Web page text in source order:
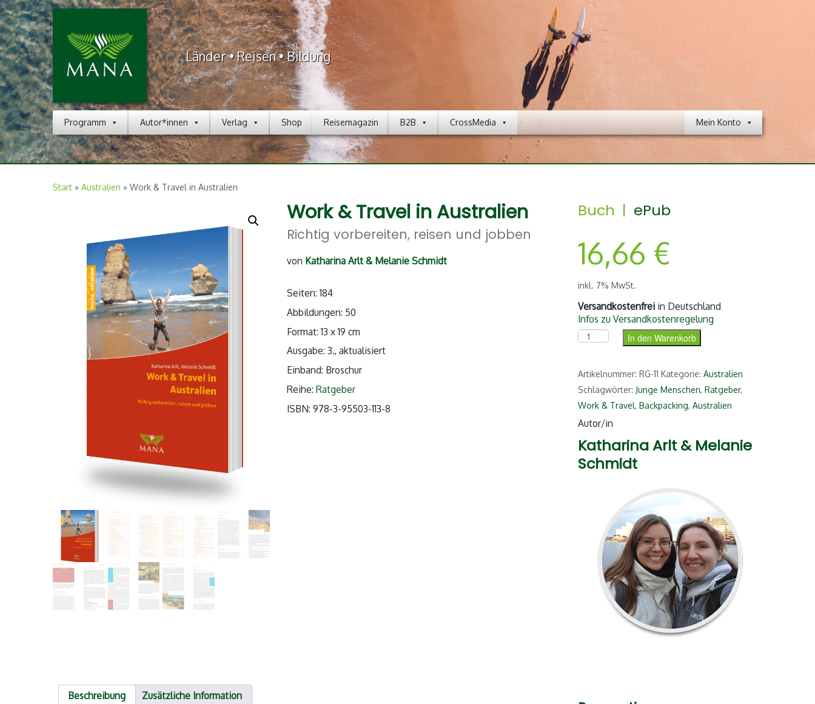
Länder • Reisen • Bildung
Programm Autor*innen Verlag Shop Reisemagazin B2B Mein Konto
CrossMedia
Start » Australien » Work & Travel in Australien
Work & Travel in Australien
Richtig vorbereiten, reisen und jobben
von Katharina Arlt & Melanie Schmidt
Seiten: 184
Abbildungen: 50
Format: 13 x 19 cm
Ausgabe: 3., aktualisiert
Einband: Broschur
Reihe:Ratgeber
ISBN:978-3-95503-113-8
Buch | ePub
16,66 €
inkl. 7% MwSt.
Versandkostenfreiin Deutschland
Infos zu Versandkostenregelung
Work & Travel in Australien Menge
In den Warenkorb
Artikelnummer: RG-11 Kategorie: Australien
Schlagwörter: Junge Menschen, Ratgeber,
Work & Travel, Backpacking, Australien
Autor/in
Katharina Arlt & Melanie
Schmidt
Beschreibung Zusätzliche Information